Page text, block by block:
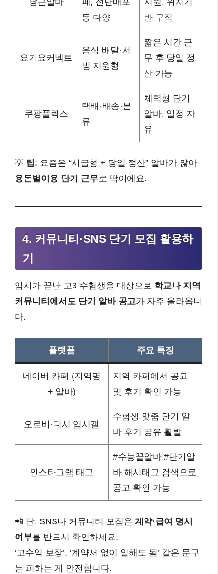
당근알바
페, 전단배포
등 다양
지원, 위치기
반 구직
요기요커넥트
음식 배달·서
빙 지원형
짧은 시간 근
무 후 당일 정
산 가능
쿠팡플렉스
택배·배송·분
류
체력형 단기
알바, 일정 자
유
💡 팁: 요즘은 “시급형 + 당일 정산” 알바가 많아
용돈벌이용 단기 근무로 딱이에요.
4. 커뮤니티·SNS 단기 모집 활용하
기
입시가 끝난 고3 수험생을 대상으로 학교나 지역
커뮤니티에서도 단기 알바 공고가 자주 올라옵니
다.
플랫폼 주요 특징
네이버 카페 (지역명
+ 알바)
지역 카페에서 공고
및 후기 확인 가능
오르비·디시 입시갤
수험생 맞춤 단기 알
바 후기 공유 활발
인스타그램 태그
#수능끝알바 #단기알
바 해시태그 검색으로
공고 확인 가능
📲 단, SNS나 커뮤니티 모집은 계약·급여 명시
여부를 반드시 확인하세요.
‘고수익 보장’, ‘계약서 없이 일해도 됨’ 같은 문구
는 피하는 게 안전합니다.